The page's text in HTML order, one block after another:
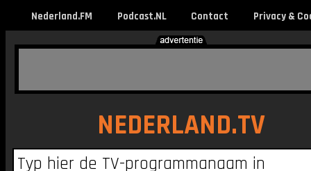
Nederland.FM Podcast.NL Contact Privacy &
NEDERLAND.TV